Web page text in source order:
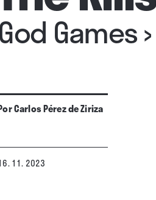
God Games›
Carlos Pérez de Ziriza
11. 2023